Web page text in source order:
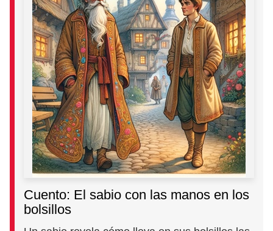
Cuento: El sabio con las manos en los
bolsillos